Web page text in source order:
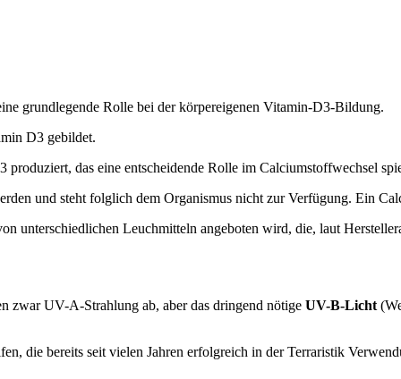
grundlegende Rolle bei der körpereigenen Vitamin-D3-Bildung.
D3 gebildet.
das eine entscheidende Rolle im Calciumstoffwechsel
und steht folglich dem Organismus nicht zur Verfügung. Ein
unterschiedlichen Leuchmitteln angeboten wird, die, laut
zwar UV-A-Strahlung ab, aber das dringend nötige UV-B-Licht
die bereits seit vielen Jahren erfolgreich in der Terraristik